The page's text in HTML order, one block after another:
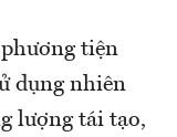
tiện
dụng nhiên
lượng tái tạo,